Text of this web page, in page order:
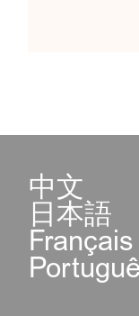
中文
日本語
Français